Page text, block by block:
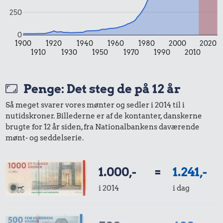
15 kr.
Pilsner
Syltetøj
1900
1910
1920
1930
1940
1950
1960
1970
1980
1990
2000
2010
2020
0
250
Penge: Det steg de på 12 år
Så meget svarer vores mønter og sedler i 2014 til i
nutidskroner. Billederne er af de kontanter, danskerne
brugte for 12 år siden, fra Nationalbankens daværende
mønt- og seddelserie.
1.000,-
i 2014
= 1.241,-
i dag